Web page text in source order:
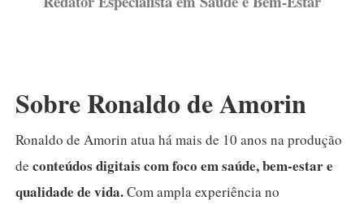
Sobre Ronaldo de Amorin
Ronaldo de Amorin atua há mais de 10 anos na produção
deconteúdos digitais com foco em saúde, bem-estar e
qualidade de vida.Com ampla experiência no